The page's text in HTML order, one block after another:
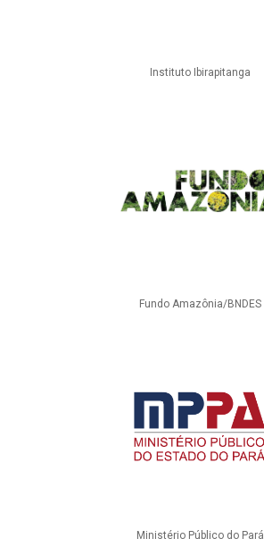
Instituto Ibirapitanga
Fundo Amazônia/BNDES
Ministério Público do Pará